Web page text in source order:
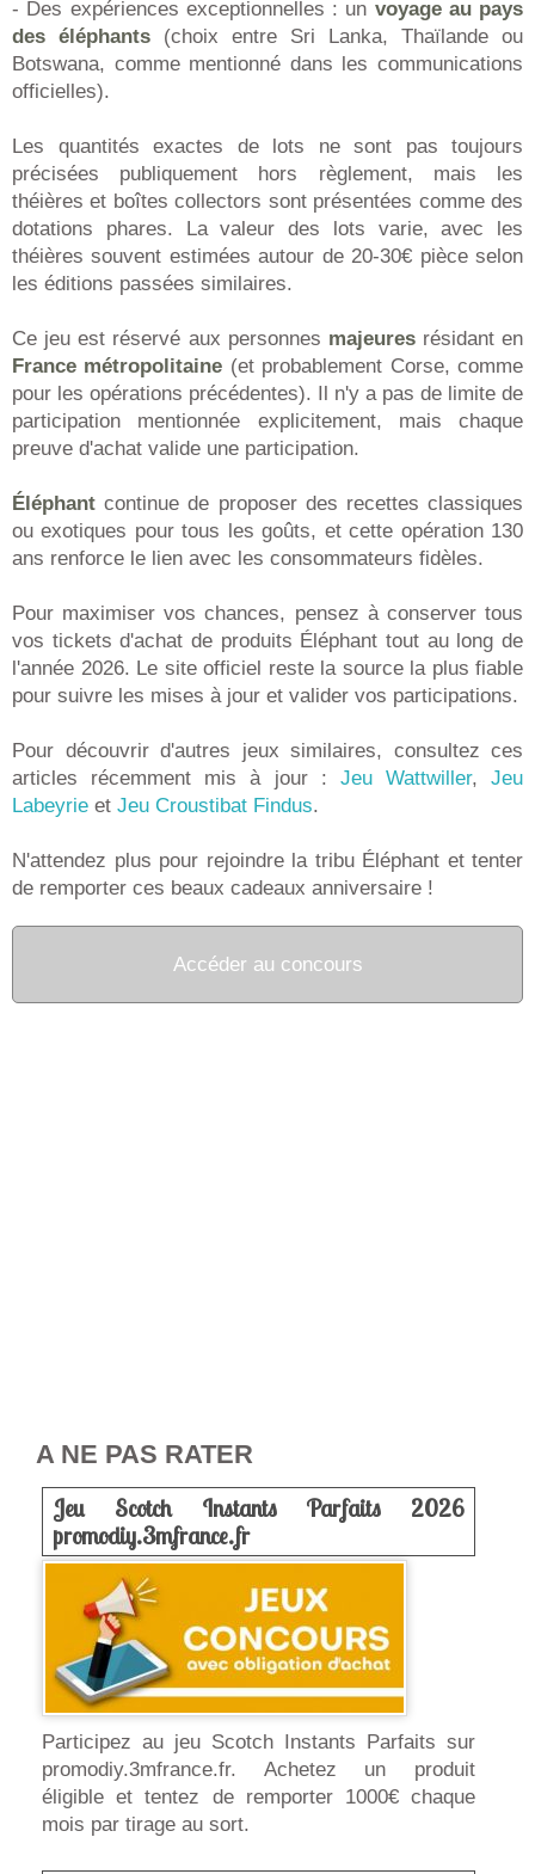
- Des expériences exceptionnelles : un voyage au pays
des éléphants (choix entre Sri Lanka, Thaïlande ou
Botswana, comme mentionné dans les communications
officielles).
Les quantités exactes de lots ne sont pas toujours
précisées publiquement hors règlement, mais les
théières et boîtes collectors sont présentées comme des
dotations phares. La valeur des lots varie, avec les
théières souvent estimées autour de 20-30€ pièce selon
les éditions passées similaires.
Ce jeu est réservé aux personnes majeuresrésidant en
France métropolitaine (et probablement Corse, comme
pour les opérations précédentes). Il n'y a pas de limite de
participation mentionnée explicitement, mais chaque
preuve d'achat valide une participation.
Éléphant continue de proposer des recettes classiques
ou exotiques pour tous les goûts, et cette opération 130
ans renforce le lien avec les consommateurs fidèles.
Pour maximiser vos chances, pensez à conserver tous
vos tickets d'achat de produits Éléphant tout au long de
l'année 2026. Le site officiel reste la source la plus fiable
pour suivre les mises à jour et valider vos participations.
Pour découvrir d'autres jeux similaires, consultez ces
articles récemment mis à jour : Jeu Wattwiller, Jeu
Labeyrie et Jeu Croustibat Findus.
N'attendez plus pour rejoindre la tribu Éléphant et tenter
de remporter ces beaux cadeaux anniversaire !
Accéder au concours
A NE PAS RATER
Jeu Scotch Instants Parfaits 2026
promodiy.3mfrance.fr
Participez au jeu Scotch Instants Parfaits sur
promodiy.3mfrance.fr. Achetez un produit
éligible et tentez de remporter 1000€ chaque
mois par tirage au sort.